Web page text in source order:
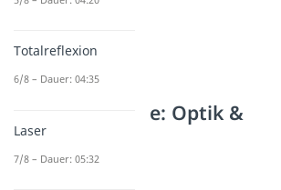
Weitere Inhalte: Optik &
Akustik
Akustik
Totalreflexion
6/8 – Dauer: 04:35
Laser
7/8 – Dauer: 05:32